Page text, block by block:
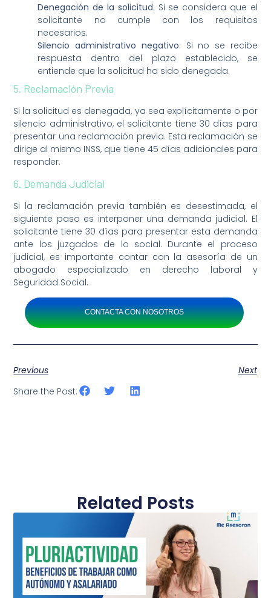
Denegación de la solicitud: Si se considera que el
solicitante no cumple con los requisitos
necesarios.
Silencio administrativo negativo: Si no se recibe
respuesta dentro del plazo establecido, se
entiende que la solicitud ha sido denegada.
5. Reclamación Previa
Si la solicitud es denegada, ya sea explícitamente o por
silencio administrativo, el solicitante tiene 30 días para
presentar una reclamación previa. Esta reclamación se
dirige al mismo INSS, que tiene 45 días adicionales para
responder.
6. Demanda Judicial
Si la reclamación previa también es desestimada, el
siguiente paso es interponer una demanda judicial. El
solicitante tiene 30 días para presentar esta demanda
ante los juzgados de lo social. Durante el proceso
judicial, es importante contar con la asesoría de un
abogado especializado en derecho laboral y
Seguridad Social.
CONTACTA CON NOSOTROS
Previous
Next
Share the Post:
Related Posts